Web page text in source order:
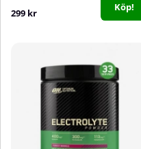
299 kr Köp!